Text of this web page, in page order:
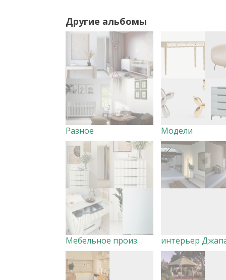
Другие альбомы
Разное Модели
Мебельное производство ЗАУСЕНКА